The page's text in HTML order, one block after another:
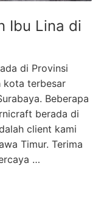
Ibu Lina di
di Provinsi
kota terbesar
Beberapa
berada di
client kami
Timur. Terima
…